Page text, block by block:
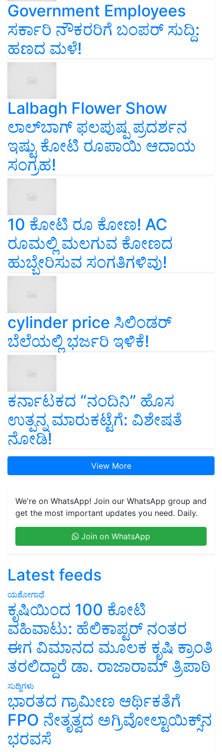
Government Employees
ಸರ್ಕಾರಿ ನೌಕರರಿಗೆ ಬಂಪರ್‌ ಸುದ್ದಿ:
ಹಣದ ಮಳೆ!
Lalbagh Flower Show
ಲಾಲ್‌ಬಾಗ್ ಫಲಪುಷ್ಪ ಪ್ರದರ್ಶನ
ಇಷ್ಟು ಕೋಟಿ ರೂಪಾಯಿ ಆದಾಯ
ಸಂಗ್ರಹ!
10 ಕೋಟಿ ರೂ ಕೋಣ! AC
ರೂಮಲ್ಲಿ ಮಲಗುವ ಕೋಣದ
ಹುಬ್ಬೇರಿಸುವ ಸಂಗತಿಗಳಿವು!
cylinder price ಸಿಲಿಂಡರ್‌
ಬೆಲೆಯಲ್ಲಿ ಭರ್ಜರಿ ಇಳಿಕೆ!
ಕರ್ನಾಟಕದ “ನಂದಿನಿ” ಹೊಸ
ಉತ್ಪನ್ನ ಮಾರುಕಟ್ಟೆಗೆ: ವಿಶೇಷತೆ
ನೋಡಿ!
View More
We're on WhatsApp! Join our WhatsApp group and
get the most important updates you need. Daily.
Join on WhatsApp
Latest feeds
ಯಶೋಗಾಥೆ
ಕೃಷಿಯಿಂದ 100 ಕೋಟಿ
ವಹಿವಾಟು: ಹೆಲಿಕಾಪ್ಟರ್ ನಂತರ
ಈಗ ವಿಮಾನದ ಮೂಲಕ ಕೃಷಿ ಕ್ರಾಂತಿ
ತರಲಿದ್ದಾರೆ ಡಾ. ರಾಜಾರಾಮ್ ತ್ರಿಪಾಠಿ
ಸುದ್ದಿಗಳು
ಭಾರತದ ಗ್ರಾಮೀಣ ಆರ್ಥಿಕತೆಗೆ
FPO ನೇತೃತ್ವದ ಅಗ್ರಿವೋಲ್ಟಾಯಿಕ್ಸ್‌ನ
ಭರವಸೆ